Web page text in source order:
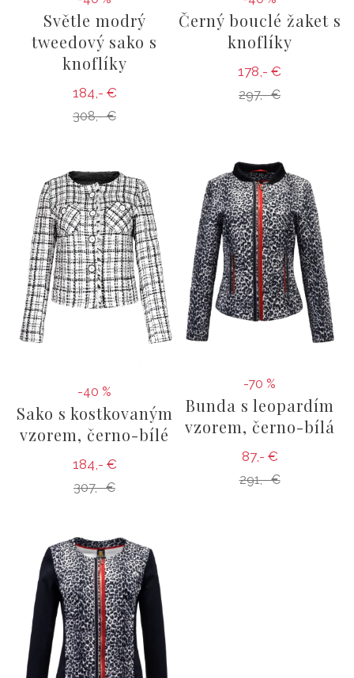
Světle modrý
tweedový sako s
knoflíky
184,- €
308,- €
Černý bouclé žaket s
knoflíky
178,- €
297,- €
-40 %
Sako s kostkovaným
vzorem, černo-bílé
184,- €
307,- €
-70 %
Bunda s leopardím
vzorem, černo-bílá
87,- €
291,- €